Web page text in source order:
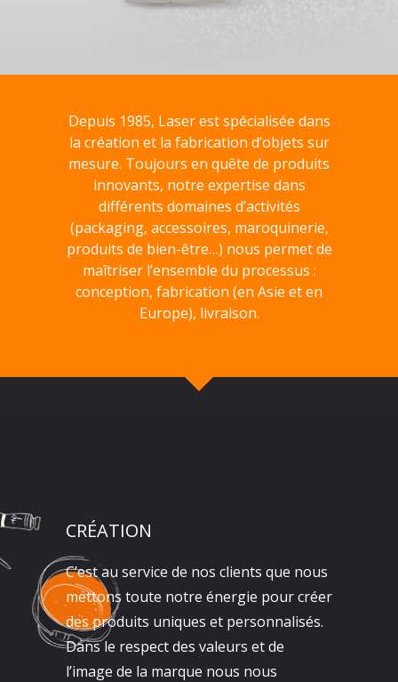
Depuis 1985, Laser est spécialisée dans
la création et la fabrication d’objets sur
mesure. Toujours en quête de produits
innovants, notre expertise dans
différents domaines d’activités
(packaging, accessoires, maroquinerie,
produits de bien-être…) nous permet de
maîtriser l’ensemble du processus :
conception, fabrication (en Asie et en
Europe), livraison.
CRÉATION
C’est au service de nos clients que nous
mettons toute notre énergie pour créer
des produits uniques et personnalisés.
Dans le respect des valeurs et de
l’image de la marque nous nous